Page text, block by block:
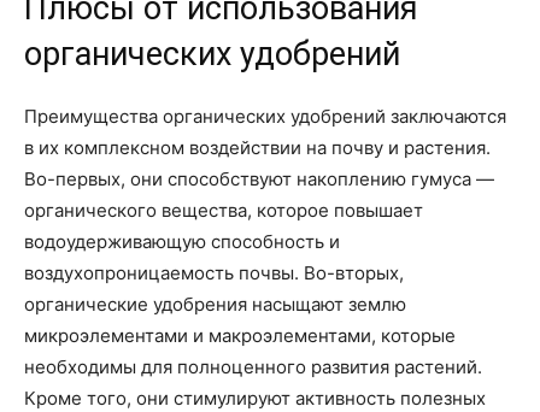
Плюсы от использования
органических удобрений
Преимущества органических удобрений заключаются
в их комплексном воздействии на почву и растения.
Во-первых, они способствуют накоплению гумуса —
органического вещества, которое повышает
водоудерживающую способность и
воздухопроницаемость почвы. Во-вторых,
органические удобрения насыщают землю
микроэлементами и макроэлементами, которые
необходимы для полноценного развития растений.
Кроме того, они стимулируют активность полезных